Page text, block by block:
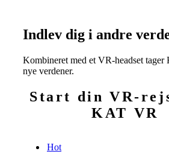
Indlev dig i andre
Kombineret med et VR-headset
nye verdener.
Start din VR-
KAT VR
Hot